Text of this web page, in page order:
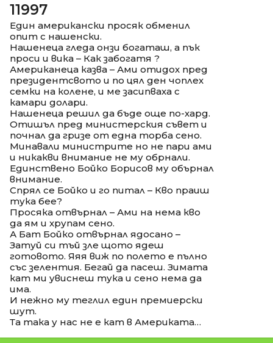
11997
Един американски просяк обменил
опит с нашенски.
Нашенеца гледа онзи богаташ, а пък
проси и вика – Как забогатя ?
Американеца казва – Ами отидох пред
президентсвото и по цял ден чоплех
семки на колене, и ме засипваха с
камари долари.
Нашенеца решил да бъде още по-хард.
Отишъл пред министерския съвет и
почнал да гризе от една торба сено.
Минавали министрите но не пари ами
и никакви внимание не му обрнали.
Единствено Бойко Борисов му обърнал
внимание.
Спрял се Бойко и го питал – Кво праиш
тука бее?
Просяка отвърнал – Ами на нема кво
да ям и хрупам сено.
А Бат Бойко отвърнал ядосано –
Затуй си тъй зле щото ядеш
готовото. Яяя виж по полето е пълно
със зелентия. Бегай да пасеш. Зимата
кат ми увиснеш тука и сено нема да
има.
И нежно му теглил един премиерски
шут.
Та така у нас не е кат в Америката…